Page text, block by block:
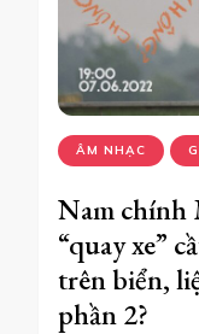
ÂM NHẠC
Nam chính
“quay xe”
trên biển,
phần 2?